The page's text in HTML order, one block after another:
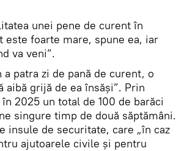
unei pene de curent în
foarte mare, spune ea, iar
va veni”.
patra zi de pană de curent, o
grijă de ea însăși”. Prin
2025 un total de 100 de barăci
singure timp de două săptămâni.
insule de securitate, care „în caz
ajutoarele civile și pentru